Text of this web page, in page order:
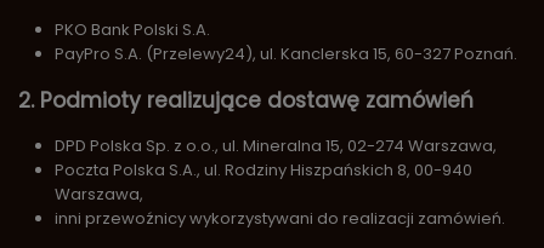
PKO Bank Polski S.A.
PayPro S.A. (Przelewy24), ul. Kanclerska 15, 60-327 Poznań.
2. Podmioty realizujące dostawę zamówień
DPD Polska Sp. z o.o., ul. Mineralna 15, 02-274 Warszawa,
Poczta Polska S.A., ul. Rodziny Hiszpańskich 8, 00-940
Warszawa,
inni przewoźnicy wykorzystywani do realizacji zamówień.